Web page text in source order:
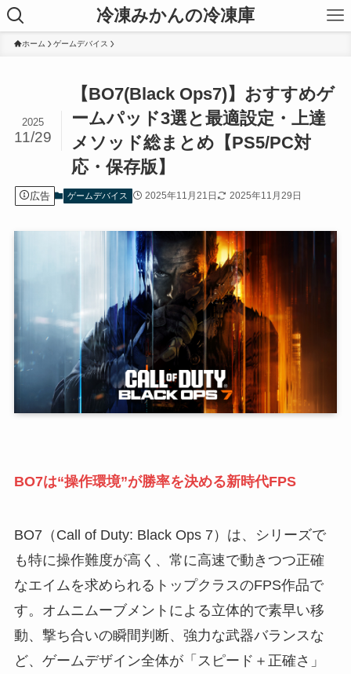
冷凍みかんの冷凍庫
ホーム ゲームデバイス
【BO7(Black Ops7)】おすすめゲ
ームパッド3選と最適設定・上達
メソッド総まとめ【PS5/PC対
応・保存版】
2025
11/29
広告 ゲームデバイス 2025年11月21日 2025年11月29日
BO7は“操作環境”が勝率を決める新時代FPS
BO7（Call of Duty: Black Ops 7）は、シリーズで
も特に操作難度が高く、常に高速で動きつつ正確
なエイムを求められるトップクラスのFPS作品で
す。オムニムーブメントによる立体的で素早い移
動、撃ち合いの瞬間判断、強力な武器バランスな
ど、ゲームデザイン全体が「スピード＋正確さ」